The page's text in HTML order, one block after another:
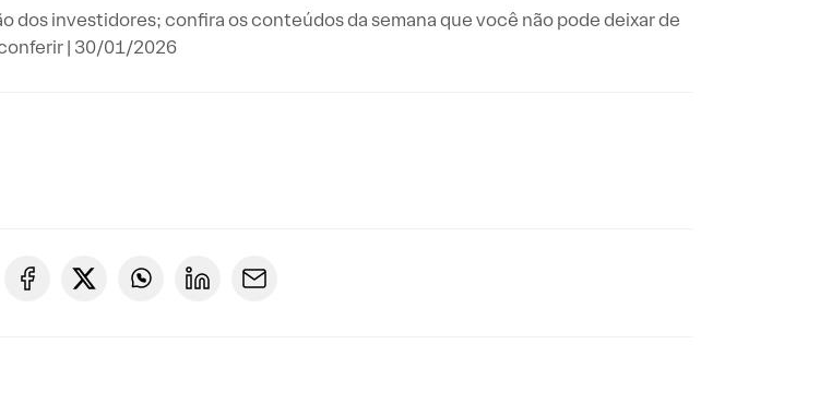
dos investidores; confira os conteúdos da semana que você não pode deixar de
| 30/01/2026